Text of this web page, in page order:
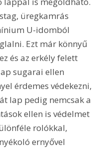
üregkamrás
U-idomból
Ezt már könnyű
és az erkély felett
sugarai ellen
érdemes védekezni,
lap pedig nemcsak a
ellen is védelmet
rolókkal,
ernyővel